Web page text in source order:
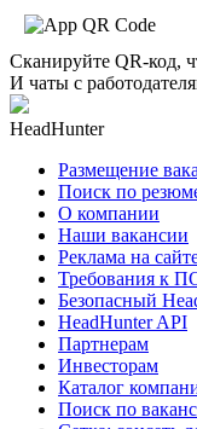
Сканируйте QR-код,
И чаты с
HeadHunter
Размещение
Поиск по
О компании
Наши вакансии
Реклама на
Требования к
Безопасный
HeadHunter API
Партнерам
Инвесторам
Каталог
Поиск по